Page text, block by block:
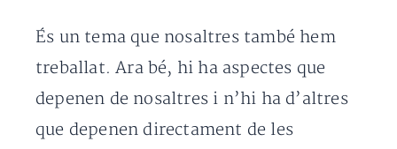
És un tema que nosaltres també hem
treballat. Ara bé, hi ha aspectes que
depenen de nosaltres i n’hi ha d’altres
que depenen directament de les